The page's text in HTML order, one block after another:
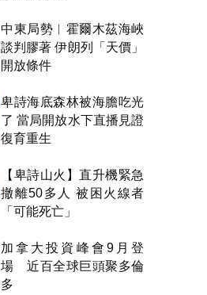
中東局勢︱霍爾木茲海峽
談判膠著 伊朗列「天價」
開放條件
卑詩海底森林被海膽吃光
了 當局開放水下直播見證
復育重生
【卑詩山火】直升機緊急
撤離50多人 被困火線者
「可能死亡」
加拿大投資峰會9月登
場 近百全球巨頭聚多倫
多